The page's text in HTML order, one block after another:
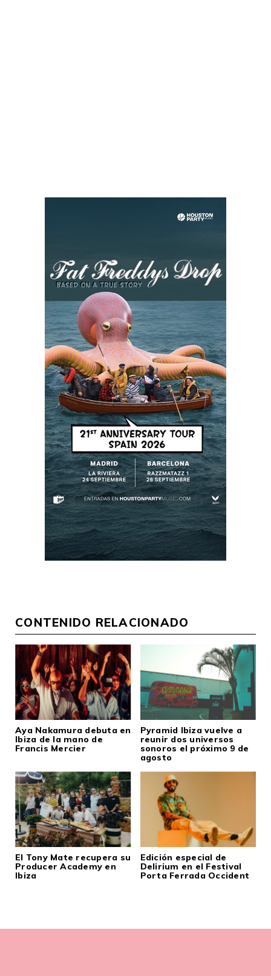
CONTENIDO RELACIONADO
Aya Nakamura debuta en
Ibiza de la mano de
Francis Mercier
Pyramid Ibiza vuelve a
reunir dos universos
sonoros el próximo 9 de
agosto
El Tony Mate recupera su
Producer Academy en
Ibiza
Edición especial de
Delirium en el Festival
Porta Ferrada Occident